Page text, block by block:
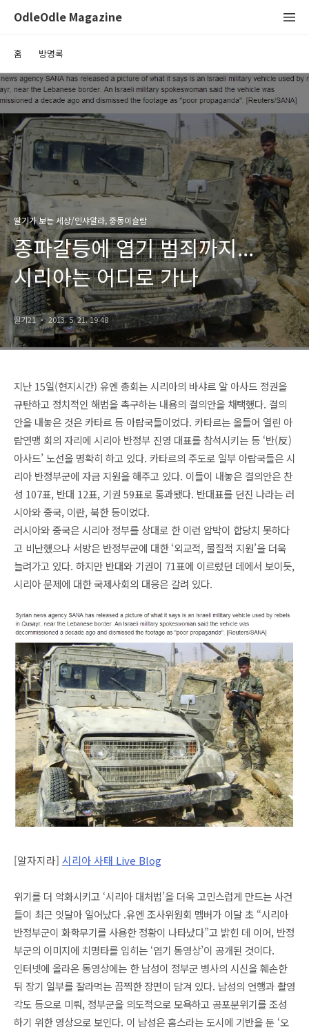
OdleOdle Magazine
홈 방명록
딸기가 보는 세상/인샤알라, 중동이슬람
종파갈등에 엽기 범죄까지...
시리아는 어디로 가나
딸기21 2013. 5. 21. 19:48
지난 15일(현지시간) 유엔 총회는 시리아의 바샤르 알 아사드 정권을
규탄하고 정치적인 해법을 촉구하는 내용의 결의안을 채택했다. 결의
안을 내놓은 것은 카타르 등 아랍국들이었다. 카타르는 올들어 열린 아
랍연맹 회의 자리에 시리아 반정부 진영 대표를 참석시키는 등 ‘반(反)
아사드’ 노선을 명확히 하고 있다. 카타르의 주도로 일부 아랍국들은 시
리아 반정부군에 자금 지원을 해주고 있다. 이들이 내놓은 결의안은 찬
성 107표, 반대 12표, 기권 59표로 통과됐다. 반대표를 던진 나라는 러
시아와 중국, 이란, 북한 등이었다.
러시아와 중국은 시리아 정부를 상대로 한 이런 압박이 합당치 못하다
고 비난했으나 서방은 반정부군에 대한 ‘외교적, 물질적 지원’을 더욱
늘려가고 있다. 하지만 반대와 기권이 71표에 이르렀던 데에서 보이듯,
시리아 문제에 대한 국제사회의 대응은 갈려 있다.
[알자지라] 시리아 사태 Live Blog
위기를 더 악화시키고 ‘시리아 대처법’을 더욱 고민스럽게 만드는 사건
들이 최근 잇달아 일어났다 .유엔 조사위원회 멤버가 이달 초 “시리아
반정부군이 화학무기를 사용한 정황이 나타났다”고 밝힌 데 이어, 반정
부군의 이미지에 치명타를 입히는 ‘엽기 동영상’이 공개된 것이다.
인터넷에 올라온 동영상에는 한 남성이 정부군 병사의 시신을 훼손한
뒤 장기 일부를 잘라먹는 끔찍한 장면이 담겨 있다. 남성의 언행과 촬영
각도 등으로 미뤄, 정부군을 의도적으로 모욕하고 공포분위기를 조성
하기 위한 영상으로 보인다. 이 남성은 홈스라는 도시에 기반을 둔 ‘오